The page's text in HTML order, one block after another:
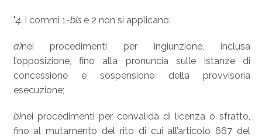
"4. I commi 1-bise 2 non si applicano:
a)nei procedimenti per ingiunzione, inclusa
l’opposizione, fino alla pronuncia sulle istanze di
concessione e sospensione della provvisoria
esecuzione;
b)nei procedimenti per convalida di licenza o sfratto,
fino al mutamento del rito di cui all’articolo 667 del